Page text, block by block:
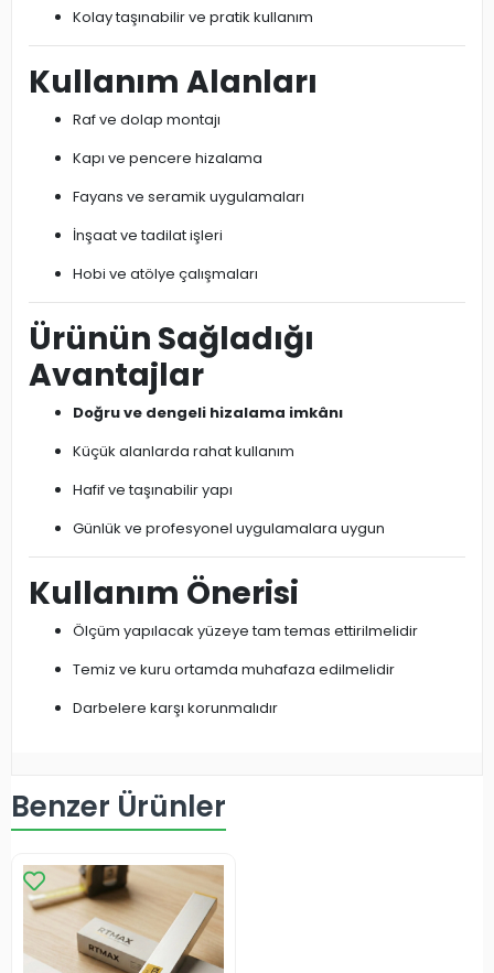
Kolay taşınabilir ve pratik kullanım
Kullanım Alanları
Raf ve dolap montajı
Kapı ve pencere hizalama
Fayans ve seramik uygulamaları
İnşaat ve tadilat işleri
Hobi ve atölye çalışmaları
Ürünün Sağladığı
Avantajlar
Doğru ve dengeli hizalama imkânı
Küçük alanlarda rahat kullanım
Hafif ve taşınabilir yapı
Günlük ve profesyonel uygulamalara uygun
Kullanım Önerisi
Ölçüm yapılacak yüzeye tam temas ettirilmelidir
Temiz ve kuru ortamda muhafaza edilmelidir
Darbelere karşı korunmalıdır
Benzer Ürünler